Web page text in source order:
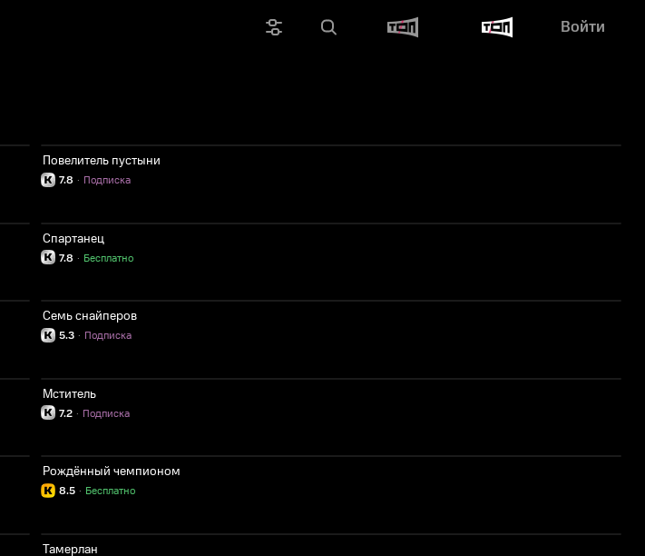
Войти
Повелитель пустыни
7.8 Подписка
·
Спартанец
7.8 Бесплатно
·
Семь снайперов
5.3 Подписка
·
Мститель
7.2 Подписка
·
Рождённый чемпионом
8.5 Бесплатно
·
Тамерлан